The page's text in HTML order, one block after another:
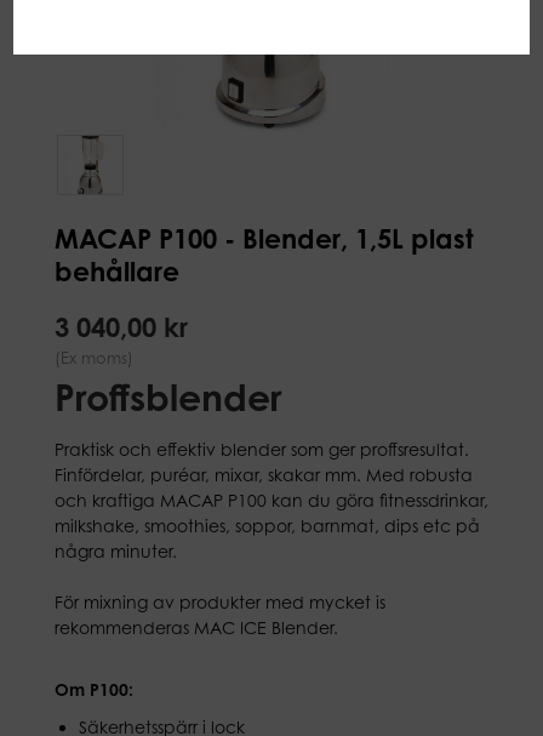
MACAP P100 - Blender, 1,5L plast
behållare
3 040,00 kr
(Ex moms)
Proffsblender
Praktisk och effektiv blender som ger proffsresultat.
Finfördelar, puréar, mixar, skakar mm. Med robusta
och kraftiga MACAP P100 kan du göra fitnessdrinkar,
milkshake, smoothies, soppor, barnmat, dips etc på
några minuter.
För mixning av produkter med mycket is
rekommenderas MAC ICE Blender.
Om P100:
Säkerhetsspärr i lock